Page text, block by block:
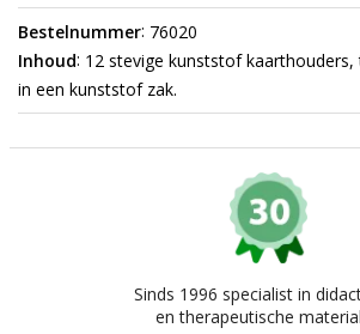
Bestelnummer: 76020
Inhoud: 12 stevige kunststof kaarthouders,
in een kunststof zak.
Sinds 1996 specialist in
en therapeutische